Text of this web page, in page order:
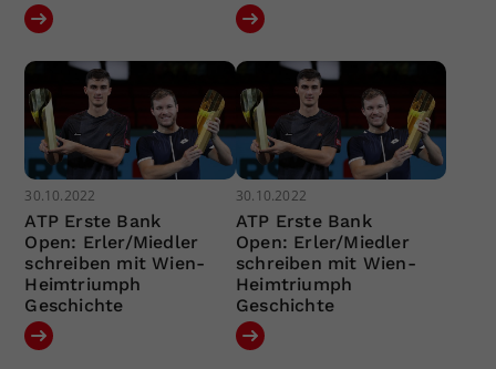
30.10.2022
ATP Erste Bank
Open: Erler/Miedler
schreiben mit Wien-
Heimtriumph
Geschichte
30.10.2022
ATP Erste Bank
Open: Erler/Miedler
schreiben mit Wien-
Heimtriumph
Geschichte